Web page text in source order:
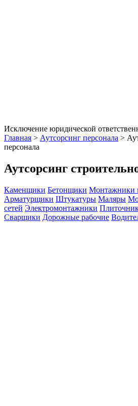
Исключение юридической
Главная > Аутсорсинг персонала >
персонала
Аутсорсинг
Каменщики Бетонщики Монтажники
Арматурщики Штукатуры Маляры
сетей Электромонтажники
Сварщики Дорожные рабочие